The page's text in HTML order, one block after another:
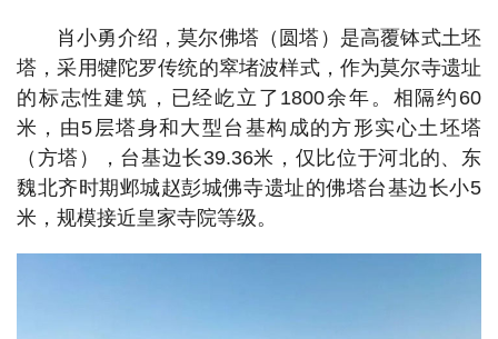
肖小勇介绍，莫尔佛塔（圆塔）是高覆钵式土坯
塔，采用犍陀罗传统的窣堵波样式，作为莫尔寺遗址
的标志性建筑，已经屹立了1800余年。相隔约60
米，由5层塔身和大型台基构成的方形实心土坯塔
（方塔），台基边长39.36米，仅比位于河北的、东
魏北齐时期邺城赵彭城佛寺遗址的佛塔台基边长小5
米，规模接近皇家寺院等级。